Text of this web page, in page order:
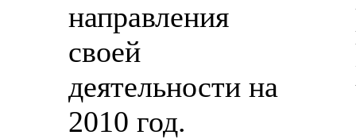
направления
своей
деятельности на
2010 год.